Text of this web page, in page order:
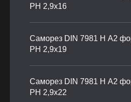
PH 2,9х16
Саморез DIN 7981 H А2
PH 2,9х19
Саморез DIN 7981 H А2
PH 2,9х22